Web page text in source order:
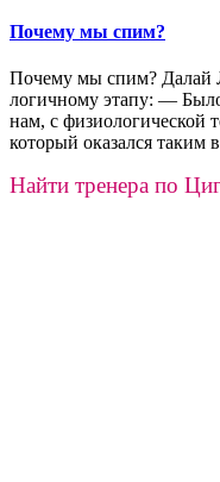
Почему мы спим?
Почему мы спим? Далай
логичному этапу: —
нам, с физиологической
который оказался таким
Найти тренера по